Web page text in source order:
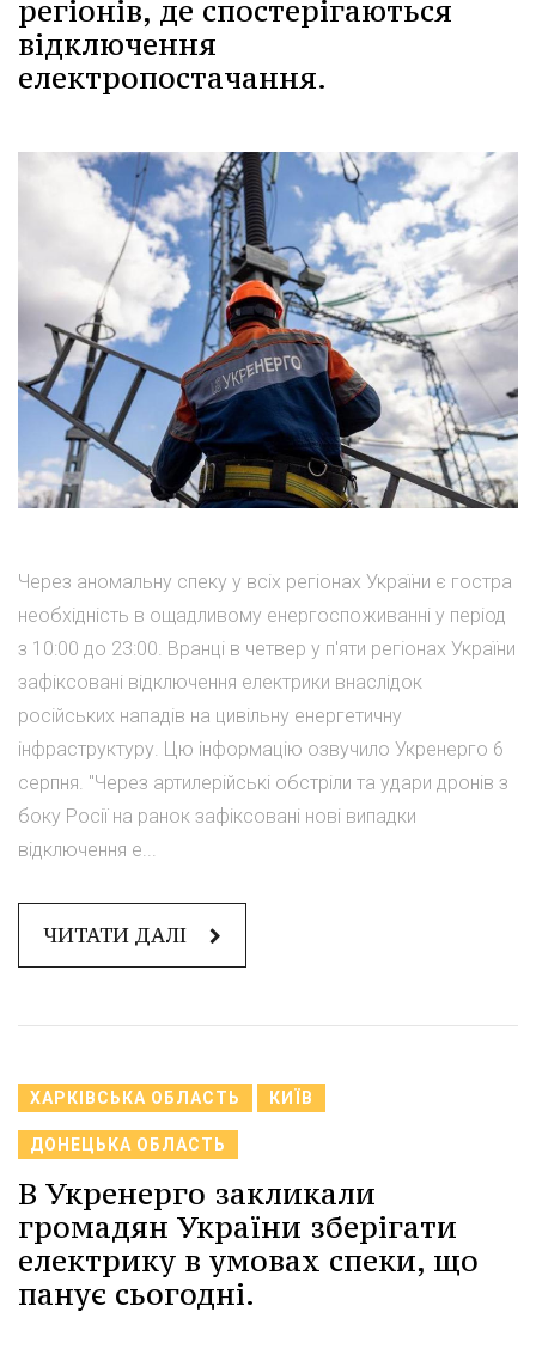
регіонів, де спостерігаються
відключення
електропостачання.
Через аномальну спеку у всіх регіонах України є гостра
необхідність в ощадливому енергоспоживанні у період
з 10:00 до 23:00. Вранці в четвер у п'яти регіонах України
зафіксовані відключення електрики внаслідок
російських нападів на цивільну енергетичну
інфраструктуру. Цю інформацію озвучило Укренерго 6
серпня. "Через артилерійські обстріли та удари дронів з
боку Росії на ранок зафіксовані нові випадки
відключення е...
ЧИТАТИ ДАЛІ
ХАРКІВСЬКА ОБЛАСТЬ КИЇВ
ДОНЕЦЬКА ОБЛАСТЬ
В Укренерго закликали
громадян України зберігати
електрику в умовах спеки, що
панує сьогодні.